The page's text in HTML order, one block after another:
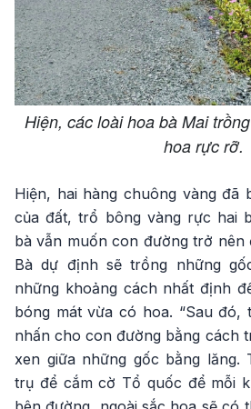
Hiện, các loài hoa bà Mai
hoa rực rỡ.
Hiện, hai hàng chuông vàng đã
của đất, trổ bông vàng rực hai
bà vẫn muốn con đường trở nên
Bà dự định sẽ trồng những
những khoảng cách nhất định
bóng mát vừa có hoa. “Sau đó,
nhấn cho con đường bằng cách
xen giữa những gốc bằng lăng.
trụ để cắm cờ Tổ quốc để mỗi